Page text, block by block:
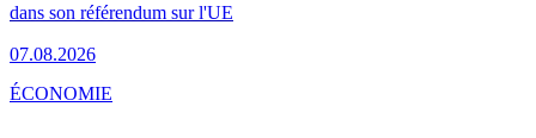
dans son référendum sur l'UE
07.08.2026
ÉCONOMIE